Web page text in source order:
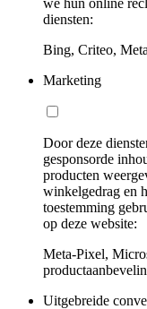
diensten:
Bing, Criteo,
Marketing
Door deze
gesponsorde
producten
winkelgedrag en
toestemming
op deze website:
Meta-Pixel,
Uitgebreide